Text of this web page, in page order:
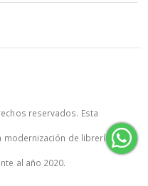
reservados. Esta
modernización de librerías de
al año 2020.